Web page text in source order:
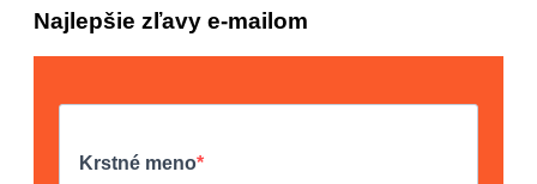
Najlepšie zľavy e-mailom